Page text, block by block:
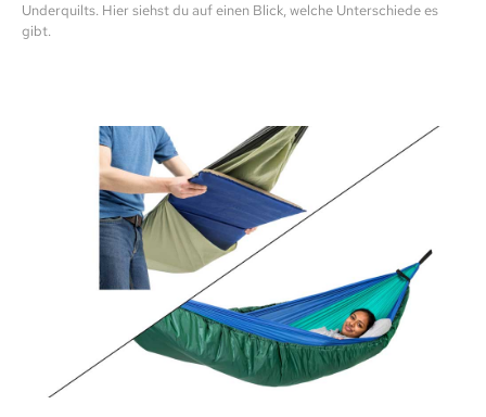
Underquilts. Hier siehst du auf einen Blick, welche Unterschiede es
gibt.